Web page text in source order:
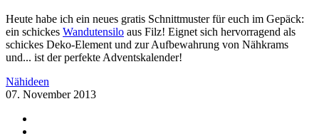
Heute habe ich ein neues gratis Schnittmuster für euch im Gepäck:
ein schickes Wandutensilo aus Filz! Eignet sich hervorragend als
schickes Deko-Element und zur Aufbewahrung von Nähkrams
und... ist der perfekte Adventskalender!
Nähideen
07. November 2013